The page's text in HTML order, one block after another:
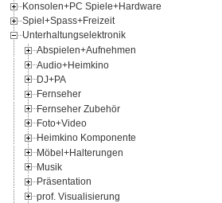
Konsolen+PC Spiele+Hardware
Spiel+Spass+Freizeit
Unterhaltungselektronik
Abspielen+Aufnehmen
Audio+Heimkino
DJ+PA
Fernseher
Fernseher Zubehör
Foto+Video
Heimkino Komponente
Möbel+Halterungen
Musik
Präsentation
prof. Visualisierung